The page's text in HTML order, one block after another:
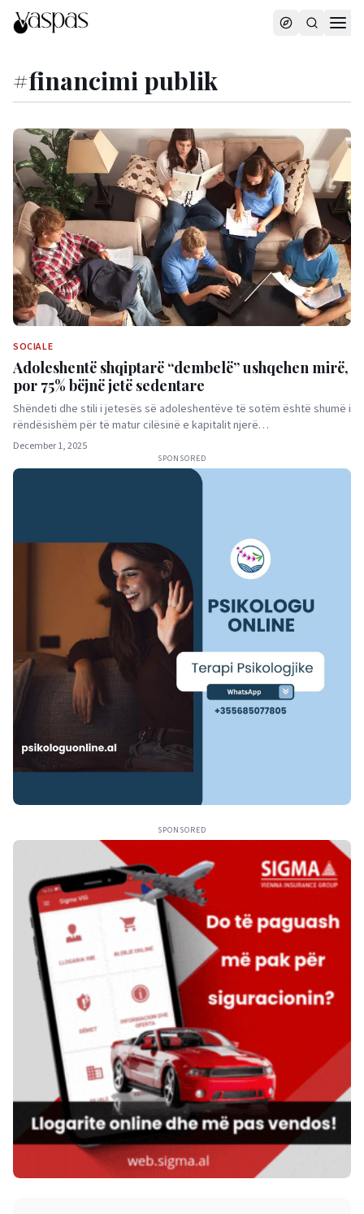
#financimi publik
SOCIALE
Adoleshentë shqiptarë “dembelë” ushqehen mirë,
por 75% bëjnë jetë sedentare
Shëndeti dhe stili i jetesës së adoleshentëve të sotëm është shumë i
rëndësishëm për të matur cilësinë e kapitalit njerë…
December 1, 2025
SPONSORED
SPONSORED